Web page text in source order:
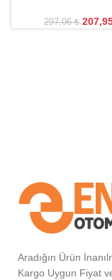
297,06₺
Aradığın Ürün
Kargo Uygun Fiyat